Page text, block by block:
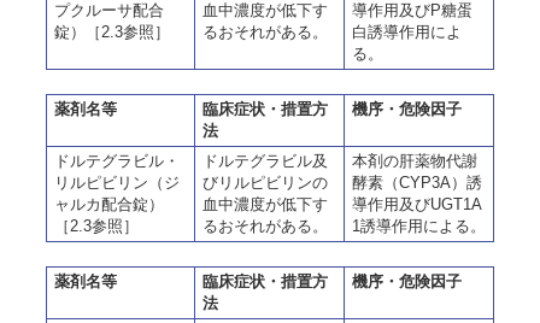
プクルーサ配合
錠）［2.3参照］
血中濃度が低下す
るおそれがある。
導作用及びP糖蛋
白誘導作用によ
る。
薬剤名等
臨床症状・措置方
法
機序・危険因子
ドルテグラビル・
リルピビリン（ジ
ャルカ配合錠）
［2.3参照］
ドルテグラビル及
びリルピビリンの
血中濃度が低下す
るおそれがある。
本剤の肝薬物代謝
酵素（CYP3A）誘
導作用及びUGT1A
1誘導作用による。
薬剤名等
臨床症状・措置方
法
機序・危険因子